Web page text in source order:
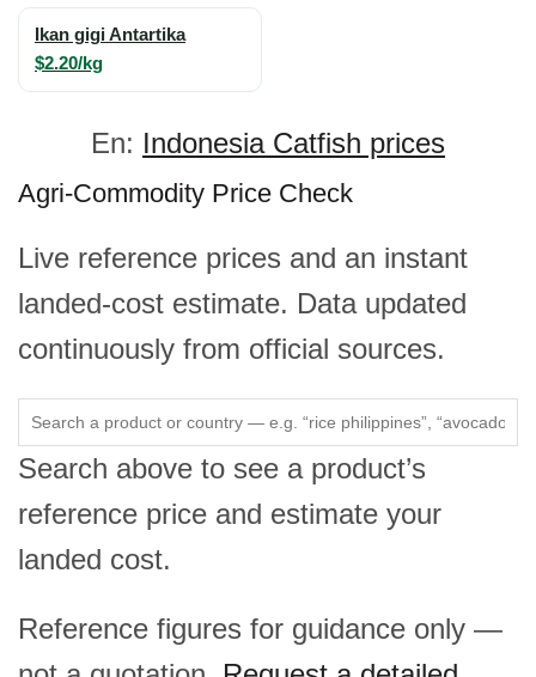
Ikan gigi Antartika
$2.20/kg
En: Indonesia Catfish prices
Agri-Commodity Price Check
Live reference prices and an instant
landed-cost estimate. Data updated
continuously from official sources.
Search above to see a product’s
reference price and estimate your
landed cost.
Reference figures for guidance only —